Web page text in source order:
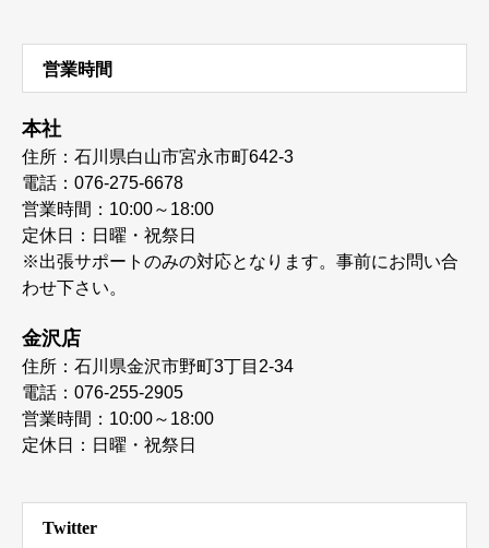
営業時間
本社
住所：石川県白山市宮永市町642-3
電話：076-275-6678
営業時間：10:00～18:00
定休日：日曜・祝祭日
※出張サポートのみの対応となります。事前にお問い合
わせ下さい。
金沢店
住所：石川県金沢市野町3丁目2-34
電話：076-255-2905
営業時間：10:00～18:00
定休日：日曜・祝祭日
Twitter